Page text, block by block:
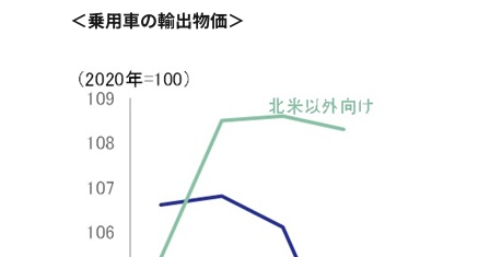
＜乗用車の輸出物価＞